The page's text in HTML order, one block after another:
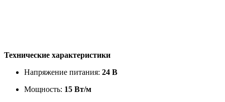
Технические характеристики
Напряжение питания: 24 В
Мощность: 15 Вт/м